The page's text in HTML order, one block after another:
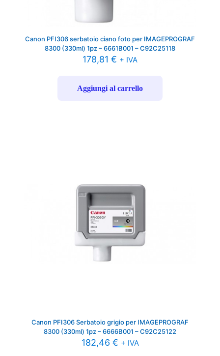
Canon PFI306 serbatoio ciano foto per IMAGEPROGRAF
8300 (330ml) 1pz – 6661B001 – C92C25118
178,81 € + IVA
Aggiungi al carrello
Canon PFI306 Serbatoio grigio per IMAGEPROGRAF
8300 (330ml) 1pz – 6666B001 – C92C25122
182,46 € + IVA